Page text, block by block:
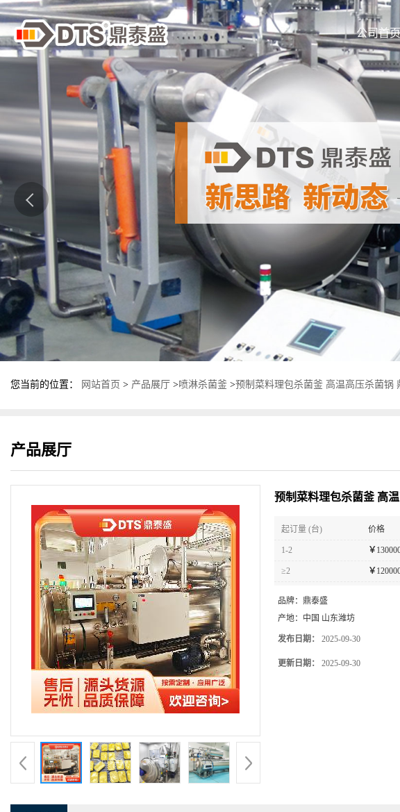
公司首页
您当前的位置： 网站首页 > 产品展厅 >喷淋杀菌釜 >预制菜料理包杀菌釜 高温高压杀菌锅
产品展厅
预制菜料理包杀菌釜 高
起订量 (台) 价格
1-2 ￥
≥2 ￥
品牌： 鼎泰盛
产地： 中国 山东潍坊
发布日期： 2025-09-30
更新日期： 2025-09-30